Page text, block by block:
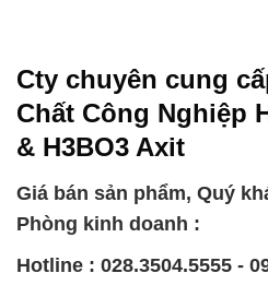
Cty chuyên cung
Chất Công Nghiệp
& H3BO3 Axit
Giá bán sản phẩm, Quý
Phòng kinh doanh :
Hotline : 028.3504.5555 -